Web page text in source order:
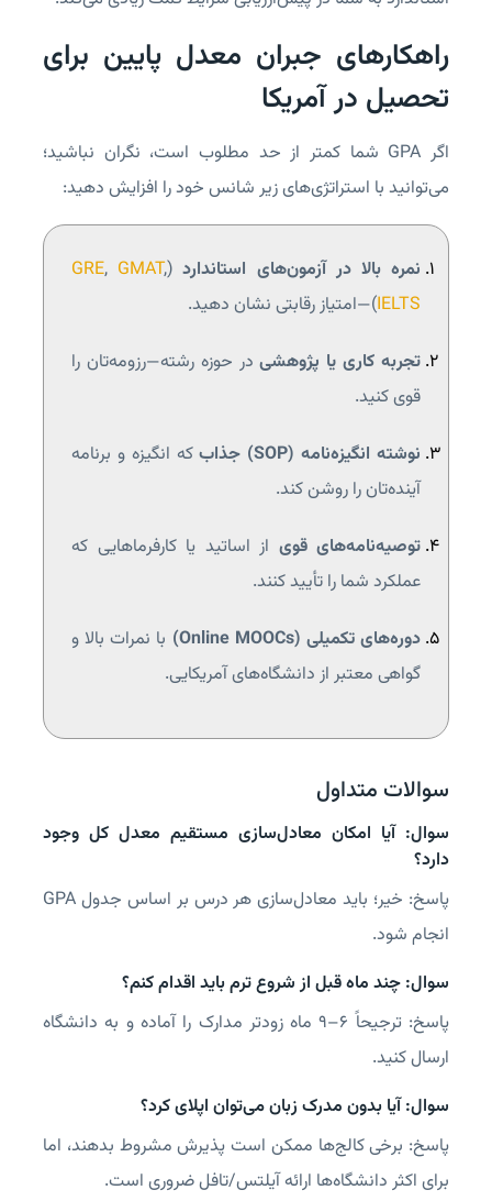
راهکارهای جبران معدل پایین برای
تحصیل در آمریکا
اگر GPA شما کمتر از حد مطلوب است، نگران نباشید؛
می‌توانید با استراتژی‌های زیر شانس خود را افزایش دهید:
نمره بالا در آزمون‌های استاندارد(
GRE, GMAT,
IELTS)—امتیاز رقابتی نشان دهید.
تجربه کاری یا پژوهشیدر حوزه رشته—رزومه‌تان را
قوی کنید.
نوشته انگیزه‌نامه (SOP) جذاب
که انگیزه و برنامه
آینده‌تان را روشن کند.
توصیه‌نامه‌های قوی از اساتید یا کارفرماهایی که
عملکرد شما را تأیید کنند.
دوره‌های تکمیلی (Online MOOCs)
با نمرات بالا و
گواهی معتبر از دانشگاه‌های آمریکایی.
سوالات متداول
سوال: آیا امکان معادل‌سازی مستقیم معدل کل وجود
دارد؟
پاسخ: خیر؛ باید معادل‌سازی هر درس بر اساس جدول GPA
انجام شود.
سوال: چند ماه قبل از شروع ترم باید اقدام کنم؟
پاسخ: ترجیحاً ۶–۹ ماه زودتر مدارک را آماده و به دانشگاه
ارسال کنید.
سوال: آیا بدون مدرک زبان می‌توان اپلای کرد؟
پاسخ: برخی کالج‌ها ممکن است پذیرش مشروط بدهند، اما
برای اکثر دانشگاه‌ها ارائه آیلتس/تافل ضروری است.